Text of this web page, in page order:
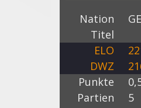
Nation
Titel
ELO
DWZ
Punkte
Partien
5